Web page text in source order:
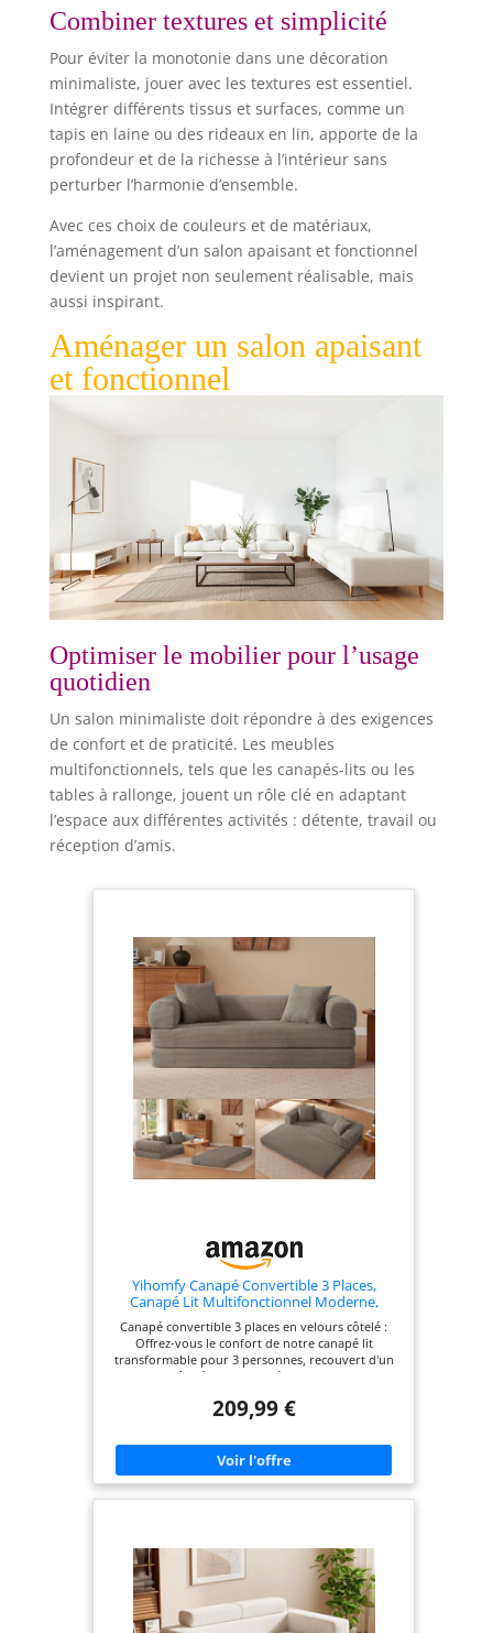
supplémentaire [Polyvalent] Utilisez-le dans votre
cuisine comme buffet, dans votre entrée pour
meuble TV ou dans votre bureau comme caisson
de rangement [Montage facile] Grâce aux
instructions illustrées et aux pièces numérotées, le
montage de ce meuble de rangement est un jeu
d'enfant. En plus, des vis de rechange sont
fournies
Combiner textures et simplicité
Pour éviter la monotonie dans une décoration
minimaliste, jouer avec les textures est essentiel.
Intégrer différents tissus et surfaces, comme un
tapis en laine ou des rideaux en lin, apporte de la
profondeur et de la richesse à l’intérieur sans
perturber l’harmonie d’ensemble.
Avec ces choix de couleurs et de matériaux,
l’aménagement d’un salon apaisant et fonctionnel
devient un projet non seulement réalisable, mais
aussi inspirant.
Aménager un salon apaisant
et fonctionnel
Optimiser le mobilier pour l’usage
quotidien
Un salon minimaliste doit répondre à des exigences
de confort et de praticité. Les meubles
multifonctionnels, tels que les canapés-lits ou les
tables à rallonge, jouent un rôle clé en adaptant
l’espace aux différentes activités : détente, travail ou
réception d’amis.
Yihomfy Canapé Convertible 3 Places,
Canapé Lit Multifonctionnel Moderne,
Canape Compressé et 2 Coussins, pour
Salon, Chambre
Canapé convertible 3 places en velours côtelé​ :
Offrez-vous le confort de notre canapé lit
transformable pour 3 personnes, recouvert d'un
velours côtelé doux et agréable. Il s'assemble
offrant une solution de couchage pratique pour
assemblées (LxPxH) sont de 195 x 89 x 59 cm.
Confort optimal avec structure robuste​ : Ce sofa
compressé est conçu avec une mousse haute
densité pure pour un maintien ferme et durable.
salon ou chambre, il allie robustesse et bien-être.
Design épuré et gain de place​ : Avec ses lignes
épurées et son design intemporel, ce canapé 3
places s'intègre harmonieusement dans tout
intérieur moderne ou classique. Idéal pour les
209,99 €